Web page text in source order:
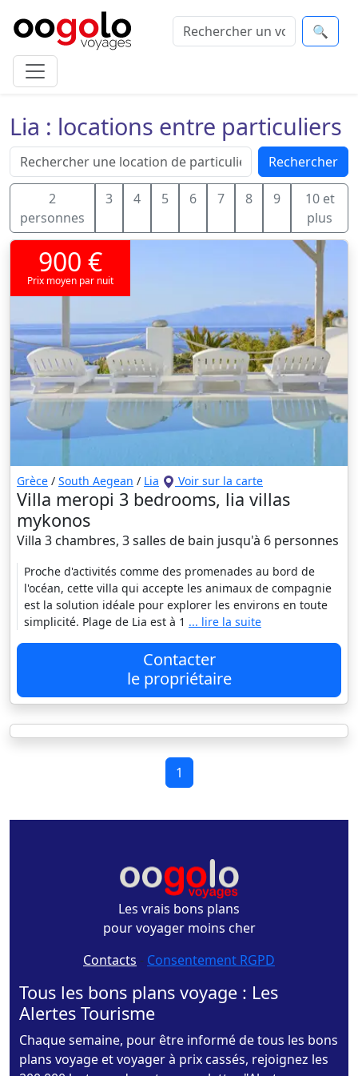
🔍
Lia : locations entre particuliers
Rechercher
2
personnes
3 4 5 6 7 8 9
10 et
plus
900 €
Prix moyen par nuit
Grèce / South Aegean / Lia Voir sur la carte
Villa meropi 3 bedrooms, lia villas
mykonos
Villa 3 chambres, 3 salles de bain jusqu'à 6 personnes
Proche d'activités comme des promenades au bord de
l'océan, cette villa qui accepte les animaux de compagnie
est la solution idéale pour explorer les environs en toute
simplicité. Plage de Lia est à 1 ... lire la suite
Contacter
le propriétaire
1
Les vrais bons plans
pour voyager moins cher
Contacts - Consentement RGPD
Tous les bons plans voyage : Les
Alertes Tourisme
Chaque semaine, pour être informé de tous les bons
plans voyage et voyager à prix cassés, rejoignez les